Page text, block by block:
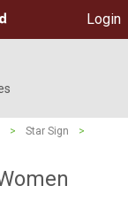
Login
> Star Sign
>